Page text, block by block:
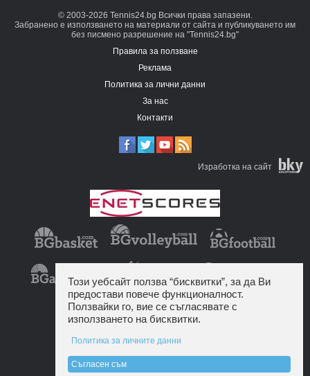
© 2003-2026 Tennis24.bg Всички права запазени.
Забранено е използването на материали от сайта и публикуването им
без писмено разрешение на "Tennis24.bg"
Правила за ползване
Реклама
Политика за лични данни
За нас
Контакти
Изработка на сайт
Този уебсайт ползва “бисквитки”, за да Ви
предостави повече функционалност.
Ползвайки го, вие се съгласявате с
използването на бисквитки.
Политика за личните данни
Съгласен съм